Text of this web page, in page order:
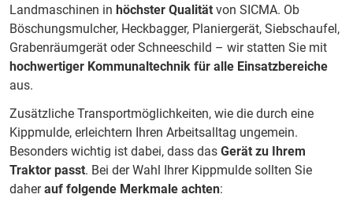
Landmaschinen in höchster Qualität von SICMA. Ob
Böschungsmulcher, Heckbagger, Planiergerät, Siebschaufel ,
Grabenräumgerät oderSchneeschild – wir statten Sie mit
hochwertiger Kommunaltechnik für alle Einsatzbereiche
aus.
Zusätzliche Transportmöglichkeiten, wie die durch eine
Kippmulde, erleichtern Ihren Arbeitsalltag ungemein.
Besonders wichtig ist dabei, dass das Gerät zu Ihrem
Traktor passt. Bei der Wahl Ihrer Kippmulde sollten Sie
daherauf folgende Merkmale achten: